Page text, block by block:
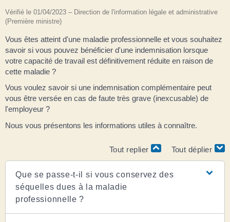
Vérifié le 01/04/2023 – Direction de l'information légale et administrative
(Première ministre)
Vous êtes atteint d'une maladie professionnelle et vous souhaitez
savoir si vous pouvez bénéficier d'une indemnisation lorsque
votre capacité de travail est définitivement réduite en raison de
cette maladie ?
Vous voulez savoir si une indemnisation complémentaire peut
vous être versée en cas de faute très grave (inexcusable) de
l'employeur ?
Nous vous présentons les informations utiles à connaître.
Tout replier Tout déplier
Que se passe-t-il si vous conservez des
séquelles dues à la maladie
professionnelle ?